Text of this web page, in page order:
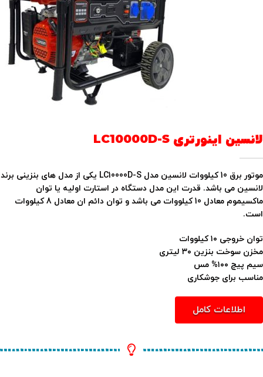
لانسین اینورتری LC10000D-S
موتور برق 10 کیلووات لانسین مدل LC10000D-S یکی از مدل های بنزینی برند
لانسین می باشد. قدرت این مدل دستگاه در استارت اولیه یا توان
ماکسیموم معادل 10 کیلووات می باشد و توان دائم ان معادل 8 کیلووات
است.
توان خروجی ۱۰ کیلووات
مخزن سوخت بنزین ۳۰ لیتری
سیم پیچ ۱۰۰% مس
مناسب برای جوشکاری
اطلاعات کامل